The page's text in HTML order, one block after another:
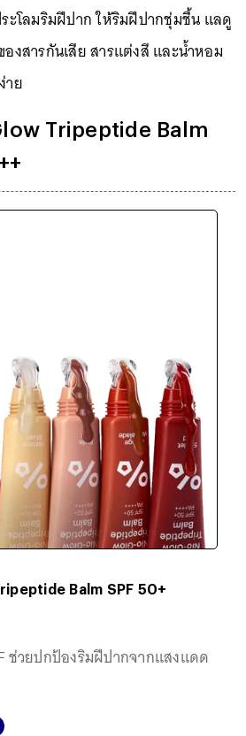
ะโลมริมฝีปาก ให้ริมฝีปากชุ่มชื้น แลดู
งสารกันเสีย สารแต่งสี และน้ำหอม
าย
Tripeptide Balm
Balm SPF 50+
ช่วยปกป้องริมฝีปากจากแสงแดด